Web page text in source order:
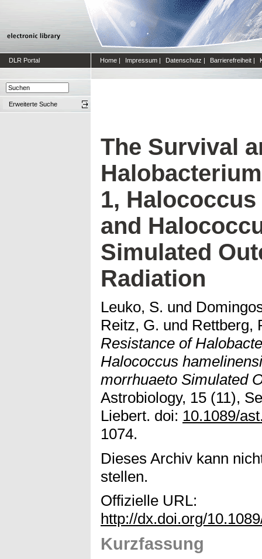
DLR Portal Home | Impressum | Datenschutz | Barrierefreiheit |
Erweiterte Suche
The Survival
1,
and
Simulated
Radiation
Leuko, S. und
Reitz, G. und Rettberg,
Resistance of
Halococcus
morrhuaeto Simulated
Astrobiology, 15 (11),
Liebert. doi: 10.1089/
1074.
Dieses Archiv kann
stellen.
Offizielle URL:
http://dx.doi.org/
Kurzfassung